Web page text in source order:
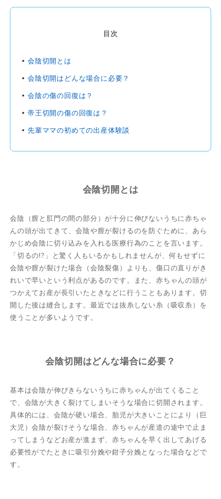
目次
会陰切開とは
会陰切開はどんな場合に必要？
会陰の傷の回復は？
帝王切開の傷の回復は？
先輩ママの初めての出産体験談
会陰切開とは
会陰（膣と肛門の間の部分）が十分に伸びないうちに赤ちゃ
んの頭が出てきて、会陰や膣が裂けるのを防ぐために、あら
かじめ会陰に切り込みを入れる医療行為のことを言います。
「切るの!?」と驚く人もいるかもしれませんが、何もせずに
会陰や膣が裂けた場合（会陰裂傷）よりも、傷口の直りがき
れいで早いという利点があるのです。また、赤ちゃんの頭が
つかえてお産が長引いたときなどに行うこともあります。切
開した後は縫合します。最近では抜糸しない糸（吸収糸）を
使うことが多いようです。
会陰切開はどんな場合に必要？
基本は会陰が伸びきらないうちに赤ちゃんが出てくること
で、会陰が大きく裂けてしまいそうな場合に切開されます。
具体的には、会陰が硬い場合、胎児が大きいことにより（巨
大児）会陰が裂けそうな場合、赤ちゃんが産道の途中で止ま
ってしまうなどお産が進まず、赤ちゃんを早く出してあげる
必要性がでたときに吸引分娩や鉗子分娩となった場合などで
す。